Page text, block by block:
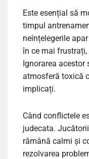
Este esențial să
timpul
neînțelegerile
în ce mai
Ignorarea acestor
atmosferă toxică
implicați.
Când conflictele
judecata.
rămână calmi și
rezolvarea